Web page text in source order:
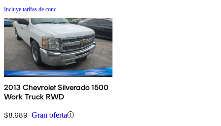
Incluye tarifas de conc.
2013 Chevrolet Silverado 1500
Work Truck RWD
$8,689 Gran oferta